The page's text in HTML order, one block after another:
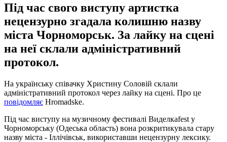
Під час свого виступу артистка
нецензурно згадала колишню назву
міста Чорноморськ. За лайку на сцені
на неї склали адміністративний
протокол.
На українську співачку Христину Соловій склали
адміністративний протокол через лайку на сцені. Про це
повідомляє Hromadske.
Під час виступу на музичному фестивалі Виделкаfest у
Чорноморську (Одеська область) вона розкритикувала стару
назву міста - Іллічівськ, використавши нецензурну лексику.